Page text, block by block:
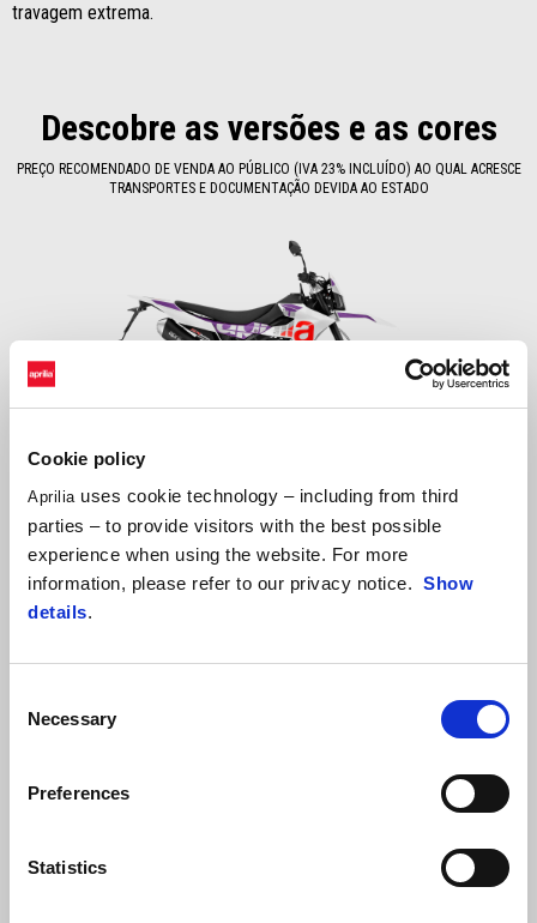
Cookie policy
Aprilia uses cookie technology – including from third
parties – to provide visitors with the best possible
experience when using the website. For more
information, please refer to our privacy notice. Show
details.
Selection
Necessary
Preferences
Statistics
travagem extrema.
Descobre as versões e as cores
PREÇO RECOMENDADO DE VENDA AO PÚBLICO (IVA 23% INCLUÍDO) AO QUAL ACRESCE
TRANSPORTES E DOCUMENTAÇÃO DEVIDA AO ESTADO
Cubozoa White
Aprilia SX 125
4.499 €